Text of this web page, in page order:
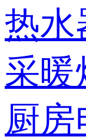
热水
采暖
厨房